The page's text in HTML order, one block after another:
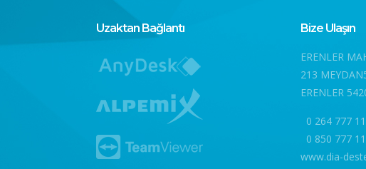
Uzaktan Bağlantı Bize Ulaşın
ERENLER
213
ERENLER
0 264 777
0 850 777
www.dia-